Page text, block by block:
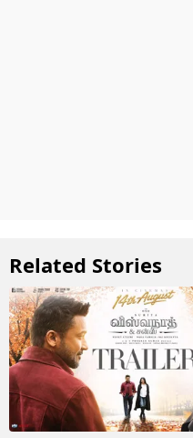
Related Stories